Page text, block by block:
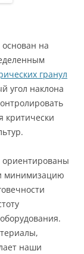
на
гранул
угол наклона
критически
ориентированы
минимизацию
наши